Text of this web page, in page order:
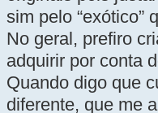
sim pelo “exótico”
No geral, prefiro
adquirir por conta
Quando digo que
diferente, que me